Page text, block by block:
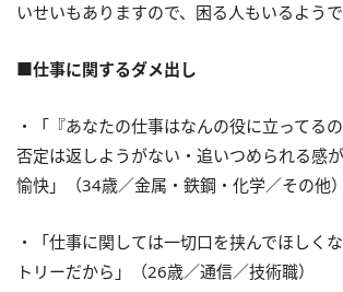
いせいもありますので、困る人もいるようで
■仕事に関するダメ出し
・「『あなたの仕事はなんの役に立ってる
否定は返しようがない・追いつめられる感
愉快」（34歳／金属・鉄鋼・化学／その他）
・「仕事に関しては一切口を挟んでほしく
トリーだから」（26歳／通信／技術職）